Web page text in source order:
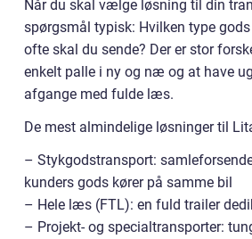
Når du skal vælge løsning til din
spørgsmål typisk: Hvilken type
ofte skal du sende? Der er stor
enkelt palle i ny og næ og at have
afgange med fulde læs.
De mest almindelige løsninger til
– Stykgodstransport:
kunders gods kører på samme bil
– Hele læs (FTL): en fuld trailer
– Projekt- og specialtransporter: